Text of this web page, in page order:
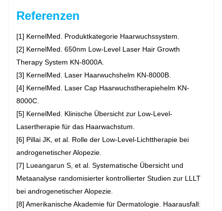
Referenzen
[1] KernelMed. Produktkategorie Haarwuchssystem.
[2] KernelMed. 650nm Low-Level Laser Hair Growth
Therapy System KN-8000A.
[3] KernelMed. Laser Haarwuchshelm KN-8000B.
[4] KernelMed. Laser Cap Haarwuchstherapiehelm KN-
8000C.
[5] KernelMed. Klinische Übersicht zur Low-Level-
Lasertherapie für das Haarwachstum.
[6] Pillai JK, et al. Rolle der Low-Level-Lichttherapie bei
androgenetischer Alopezie.
[7] Lueangarun S, et al. Systematische Übersicht und
Metaanalyse randomisierter kontrollierter Studien zur LLLT
bei androgenetischer Alopezie.
[8] Amerikanische Akademie für Dermatologie. Haarausfall: